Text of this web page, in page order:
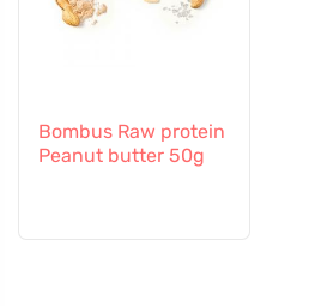
Bombus Raw protein
Peanut butter 50g